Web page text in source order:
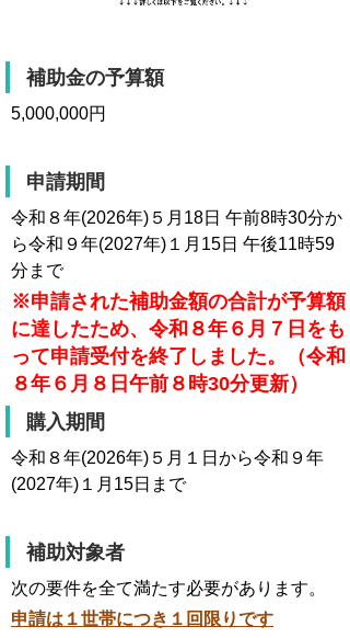
補助金の予算額
5,000,000円
申請期間
令和８年(2026年)５月18日 午前8時30分か
ら令和９年(2027年)１月15日 午後11時59
分まで
※申請された補助金額の合計が予算額
に達したため、令和８年６月７日をも
って申請受付を終了しました。（令和
８年６月８日午前８時30分更新）
購入期間
令和８年(2026年)５月１日から令和９年
(2027年)１月15日まで
補助対象者
次の要件を全て満たす必要があります。
申請は１世帯につき１回限りです